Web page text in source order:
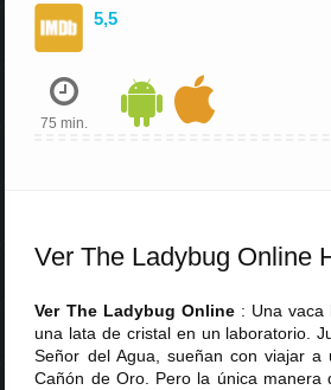
5,5
75 min.
Ver The Ladybug Online
Ver The Ladybug Online : Una vaca
una lata de cristal en un laboratorio.
Señor del Agua, sueñan con viajar a
Cañón de Oro. Pero la única manera